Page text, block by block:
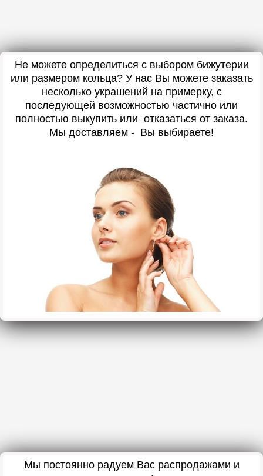
Не можете определиться с выбором бижутерии
или размером кольца? У нас Вы можете заказать
несколько украшений на примерку, с
последующей возможностью частично или
полностью выкупить или отказаться от заказа.
Мы доставляем - Вы выбираете!
Мы постоянно радуем Вас распродажами и